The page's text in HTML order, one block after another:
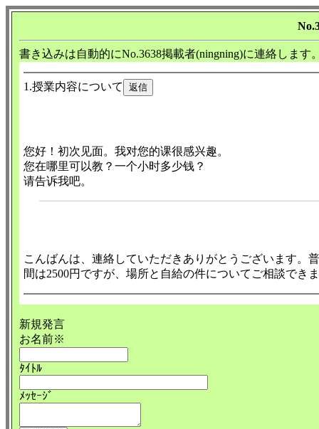
書き込みは自動的にNo.3638掲載者(ningning)に連絡します
1.授業内容について
您好！初次见面。我对您的课很感兴趣。
您在哪里可以教？一个小时多少钱？
请告诉我吧。
こんばんは、連絡していただきありがとうございます。
間は2500円ですが、場所と自給の件についてご相談でき
新規発言
お名前※
ﾀｲﾄﾙ
ﾒｯｾｰｼﾞ